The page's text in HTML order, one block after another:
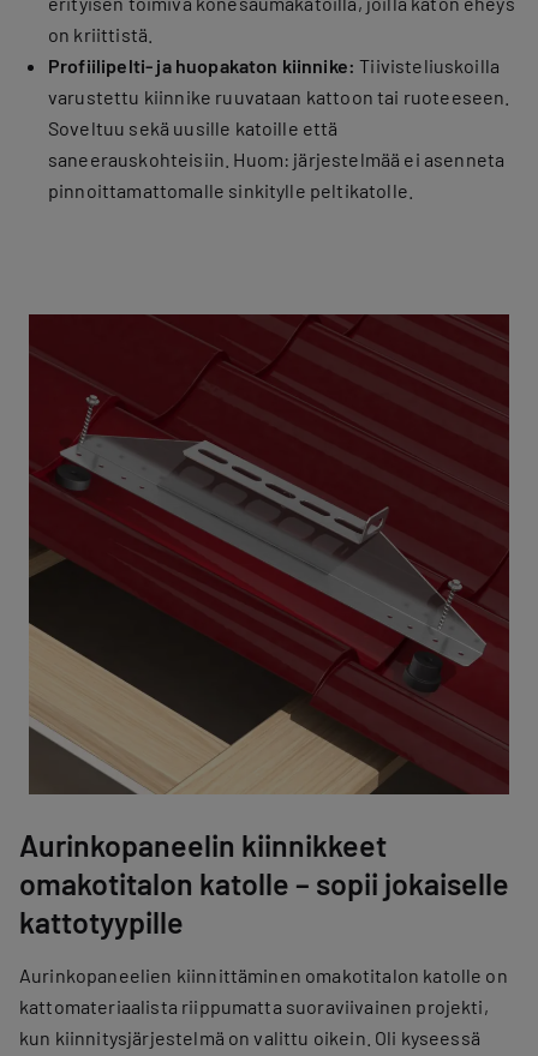
on kriittistä.
Profiilipelti- ja huopakaton kiinnike: Tiivisteliuskoilla
varustettu kiinnike ruuvataan kattoon tai ruoteeseen.
Soveltuu sekä uusille katoille että
saneerauskohteisiin. Huom: järjestelmää ei asenneta
pinnoittamattomalle sinkitylle peltikatolle.
Aurinkopaneelin kiinnikkeet
omakotitalon katolle – sopii jokaiselle
kattotyypille
Aurinkopaneelien kiinnittäminen omakotitalon katolle on
kattomateriaalista riippumatta suoraviivainen projekti,
kun kiinnitysjärjestelmä on valittu oikein. Oli kyseessä